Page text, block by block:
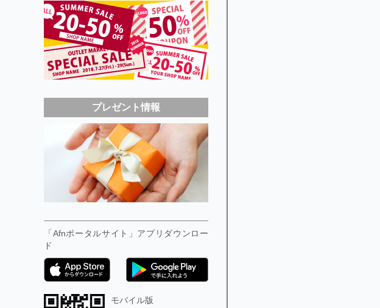
プレゼント情報
「Afnポータルサイト」アプリダウンロー
ド
モバイル版